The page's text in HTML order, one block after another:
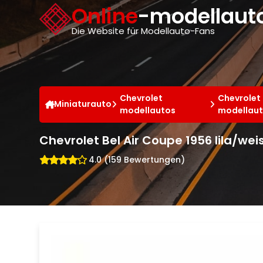
Online-
Die Website für Modellauto-Fans
Miniaturauto
Chevrolet
modellautos
Chevrolet
Chevrolet Bel Air Coupe 1956 lila/
4.0 (159 Bewertungen)
Cookie-Einstellungen